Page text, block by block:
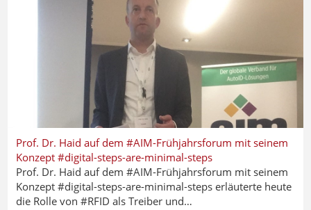
Prof. Dr. Haid auf dem #AIM-Frühjahrsforum mit seinem
Konzept #digital-steps-are-minimal-steps
Prof. Dr. Haid auf dem #AIM-Frühjahrsforum mit seinem
Konzept #digital-steps-are-minimal-steps erläuterte heute
die Rolle von #RFID als Treiber und…